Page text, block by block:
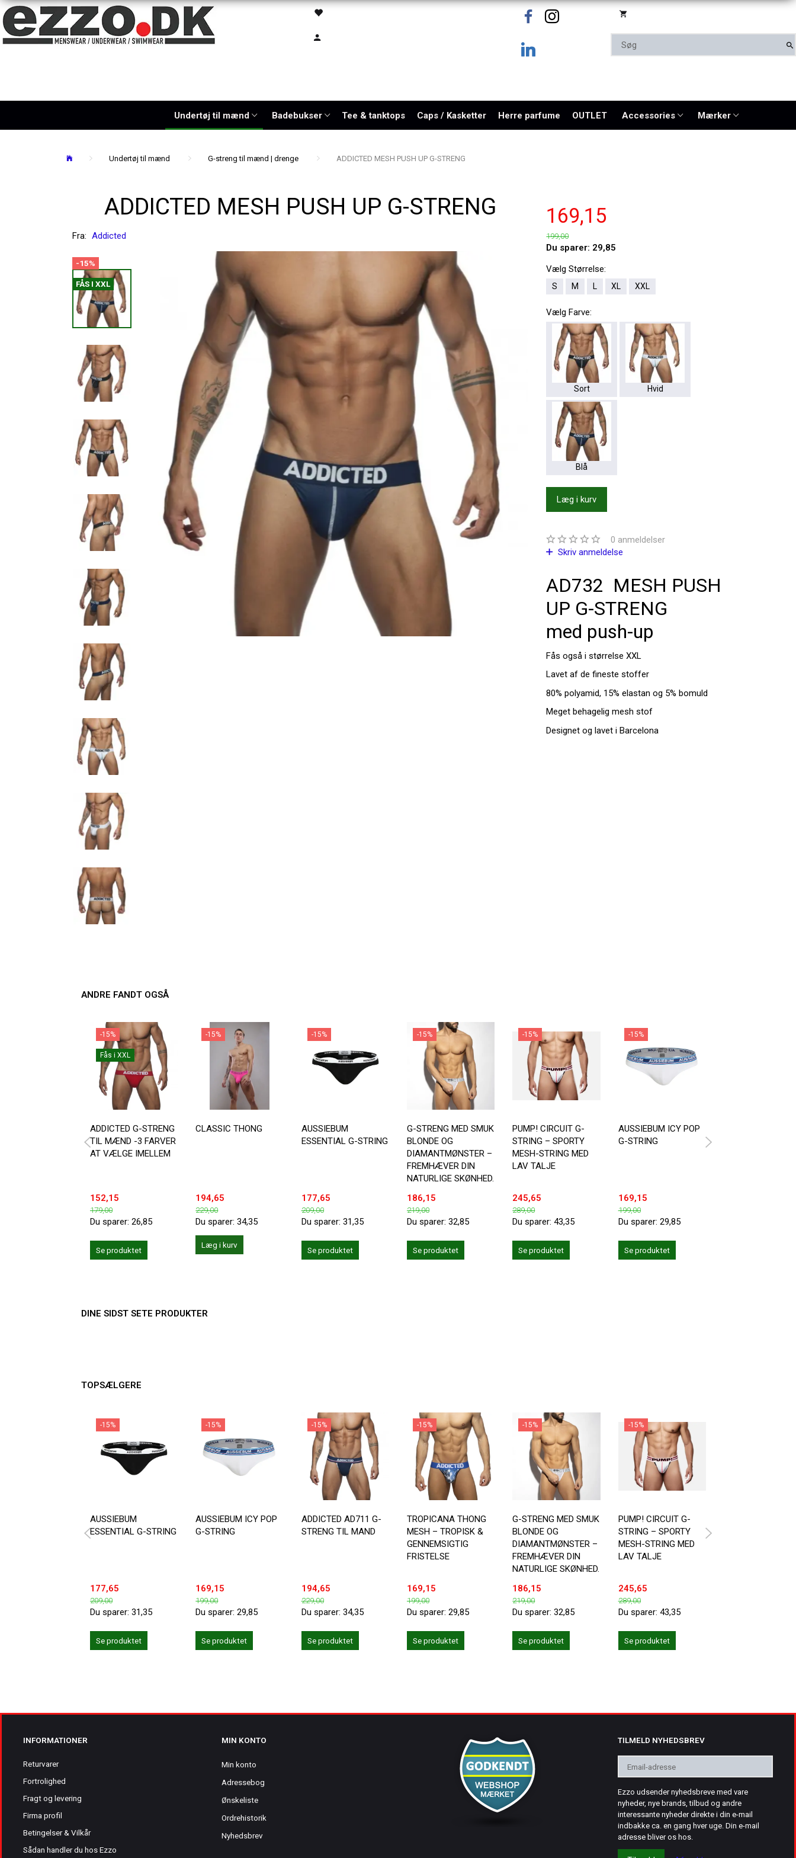
Undertøj til mænd Badebukser Tee & tanktops Caps / Kasketter Herre parfume OUTLET Accessories Mærker
Undertøj til mænd G-streng til mænd | drenge ADDICTED MESH PUSH UP G-STRENG
ADDICTED MESH PUSH UP G-STRENG
Fra: Addicted
-15%
FÅS I XXL
169,15
199,00
Du sparer: 29,85
Vælg Størrelse:
S M L XL XXL
Vælg Farve:
Sort Hvid
Blå
Læg i kurv
0 anmeldelser
Skriv anmeldelse
AD732 MESH PUSH
UP G-STRENG
med push-up
Fås også i størrelse XXL
Lavet af de fineste stoffer
80% polyamid, 15% elastan og 5% bomuld
Meget behagelig mesh stof
Designet og lavet i Barcelona
ANDRE FANDT OGSÅ
-15%
Fås i XXL
ADDICTED G-STRENG
TIL MÆND -3 FARVER
AT VÆLGE IMELLEM
152,15
179,00
Du sparer: 26,85
Se produktet
-15%
CLASSIC THONG
194,65
229,00
Du sparer:34,35
Læg i kurv
-15%
AUSSIEBUM
ESSENTIAL G-STRING
177,65
209,00
Du sparer: 31,35
Se produktet
-15%
G-STRENG MED SMUK
BLONDE OG
DIAMANTMØNSTER –
FREMHÆVER DIN
NATURLIGE SKØNHED.
186,15
219,00
Du sparer: 32,85
Se produktet
-15%
PUMP! CIRCUIT G-
STRING – SPORTY
MESH-STRING MED
LAV TALJE
245,65
289,00
Du sparer:43,35
Se produktet
-15%
AUSSIEBUM ICY POP
G-STRING
169,15
199,00
Du sparer: 29,85
Se produktet
DINE SIDST SETE PRODUKTER
TOPSÆLGERE
-15%
AUSSIEBUM
ESSENTIAL G-STRING
177,65
209,00
Du sparer: 31,35
Se produktet
-15%
AUSSIEBUM ICY POP
G-STRING
169,15
199,00
Du sparer:29,85
Se produktet
-15%
ADDICTED AD711 G-
STRENG TIL MAND
194,65
229,00
Du sparer: 34,35
Se produktet
-15%
TROPICANA THONG
MESH – TROPISK &
GENNEMSIGTIG
FRISTELSE
169,15
199,00
Du sparer: 29,85
Se produktet
-15%
G-STRENG MED SMUK
BLONDE OG
DIAMANTMØNSTER –
FREMHÆVER DIN
NATURLIGE SKØNHED.
186,15
219,00
Du sparer:32,85
Se produktet
-15%
PUMP! CIRCUIT G-
STRING – SPORTY
MESH-STRING MED
LAV TALJE
245,65
289,00
Du sparer: 43,35
Se produktet
INFORMATIONER
Returvarer
Fortrolighed
Fragt og levering
Firma profil
Betingelser & Vilkår
Sådan handler du hos Ezzo
MIN KONTO
Min konto
Adressebog
Ønskeliste
Ordrehistorik
Nyhedsbrev
TILMELD NYHEDSBREV
adresse
Ezzo udsender nyhedsbreve med vare
nyheder, nye brands, tilbud og andre
interessante nyheder direkte i din e-mail
indbakke ca. en gang hver uge. Din e-mail
adresse bliver os hos.